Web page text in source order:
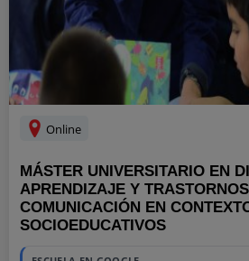
Online
MÁSTER UNIVERSITARIO EN
APRENDIZAJE Y
COMUNICACIÓN EN
SOCIOEDUCATIVOS